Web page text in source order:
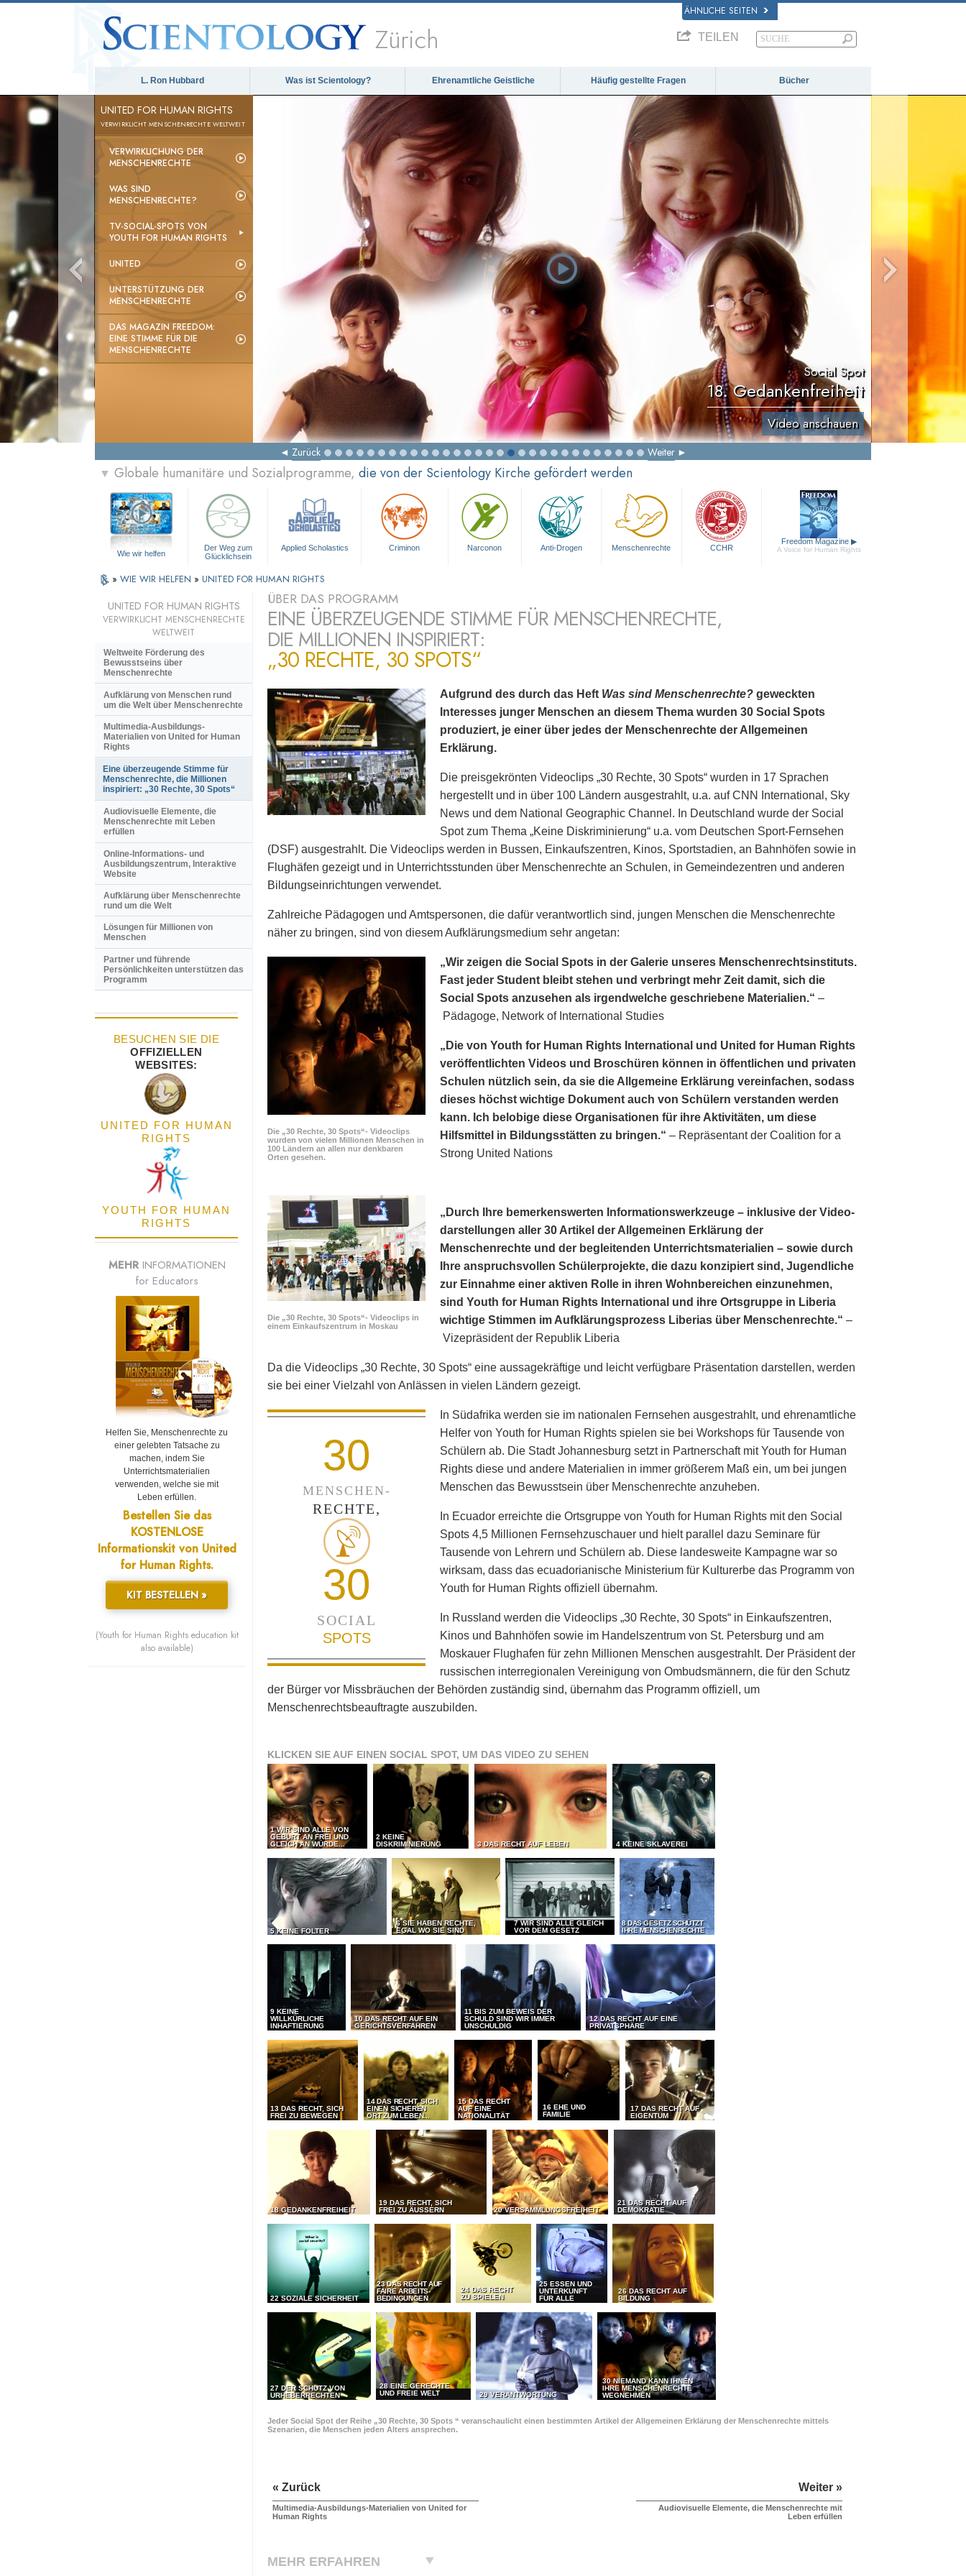
ÄHNLICHE SEITEN
Zürich TEILEN
L. Ron Hubbard Was ist Scientology? Ehrenamtliche Geistliche Häufig gestellte Fragen Bücher
UNITED FOR HUMAN RIGHTS
VERWIRKLICHT MENSCHENRECHTE WELTWEIT
VERWIRKLICHUNG DER
MENSCHENRECHTE
WAS SIND
MENSCHENRECHTE?
TV-SOCIAL-SPOTS VON
YOUTH FOR HUMAN RIGHTS
UNITED
UNTERSTÜTZUNG DER
MENSCHENRECHTE
DAS MAGAZIN FREEDOM:
EINE STIMME FÜR DIE
MENSCHENRECHTE
Social Spot
18. Gedankenfreiheit
Video anschauen
Zurück Weiter
▼ Globale humanitäre und Sozialprogramme, die von der Scientology Kirche gefördert werden
Wie wir helfen
Der Weg zum
Glücklichsein
Applied Scholastics Criminon Narconon Anti-Drogen Menschenrechte CCHR
Freedom Magazine ▶
A Voice for Human Rights
» WIE WIR HELFEN » UNITED FOR HUMAN RIGHTS
ÜBER DAS PROGRAMM
EINE ÜBERZEUGENDE STIMME FÜR MENSCHENRECHTE,
DIE MILLIONEN INSPIRIERT:
„30 RECHTE, 30 SPOTS“
Aufgrund des durch das Heft Was sind Menschenrechte? geweckten
Interesses junger Menschen an diesem Thema wurden 30 Social Spots
produziert, je einer über jedes der Menschenrechte der Allgemeinen
Erklärung.
Die preisgekrönten Videoclips „30 Rechte, 30 Spots“ wurden in 17 Sprachen
hergestellt und in über 100 Ländern ausgestrahlt, u.a. auf CNN International, Sky
News und dem National Geographic Channel. In Deutschland wurde der Social
Spot zum Thema „Keine Diskriminierung“ u.a. vom Deutschen Sport-Fernsehen
(DSF) ausgestrahlt. Die Videoclips werden in Bussen, Einkaufszentren, Kinos, Sportstadien, an Bahnhöfen sowie in
Flughäfen gezeigt und in Unterrichtsstunden über Menschenrechte an Schulen, in Gemeindezentren und anderen
Bildungseinrichtungen verwendet.
Zahlreiche Pädagogen und Amtspersonen, die dafür verantwortlich sind, jungen Menschen die Menschenrechte
näher zu bringen, sind von diesem Aufklärungsmedium sehr angetan:
Die „30 Rechte, 30 Spots“- Videoclips
wurden von vielen Millionen Menschen in
100 Ländern an allen nur denkbaren
Orten gesehen.
„Wir zeigen die Social Spots in der Galerie unseres Menschenrechtsinstituts.
Fast jeder Student bleibt stehen und verbringt mehr Zeit damit, sich die
Social Spots anzusehen als irgendwelche geschriebene Materialien.“ –
Pädagoge, Network of International Studies
„Die von Youth for Human Rights International und United for Human Rights
veröffentlichten Videos und Broschüren können in öffentlichen und privaten
Schulen nützlich sein, da sie die Allgemeine Erklärung vereinfachen, sodass
dieses höchst wichtige Dokument auch von Schülern verstanden werden
kann. Ich belobige diese Organisationen für ihre Aktivitäten, um diese
Hilfsmittel in Bildungsstätten zu bringen.“ – Repräsentant der Coalition for a
Strong United Nations
Die „30 Rechte, 30 Spots“- Videoclips in
einem Einkaufszentrum in Moskau
„Durch Ihre bemerkens­werten Informationswerkzeuge – inklusive der Video­
darstellungen aller 30 Artikel der Allgemeinen Erklärung der
Menschenrechte und der begleitenden Unterrichtsmaterialien – sowie durch
Ihre anspruchsvollen Schülerprojekte, die dazu konzipiert sind, Jugendliche
zur Einnahme einer aktiven Rolle in ihren Wohnbereichen einzunehmen,
sind Youth for Human Rights International und ihre Ortsgruppe in Liberia
wichtige Stimmen im Aufklärungsprozess Liberias über Menschenrechte.“ –
Vizepräsident der Republik Liberia
Da die Videoclips „30 Rechte, 30 Spots“ eine aussagekräftige und leicht verfügbare Präsentation darstellen, werden
sie bei einer Vielzahl von Anlässen in vielen Ländern gezeigt.
30
MENSCHEN-
RECHTE,
30
SOCIAL
SPOTS
In Südafrika werden sie im nationalen Fernsehen ausgestrahlt, und ehrenamtliche
Helfer von Youth for Human Rights spielen sie bei Workshops für Tausende von
Schülern ab. Die Stadt Johannesburg setzt in Partnerschaft mit Youth for Human
Rights diese und andere Materialien in immer größerem Maß ein, um bei jungen
Menschen das Bewusstsein über Menschenrechte anzuheben.
In Ecuador erreichte die Ortsgruppe von Youth for Human Rights mit den Social
Spots 4,5 Millionen Fernsehzuschauer und hielt parallel dazu Seminare für
Tausende von Lehrern und Schülern ab. Diese landesweite Kampagne war so
wirksam, dass das ecuadorianische Ministerium für Kulturerbe das Programm von
Youth for Human Rights offiziell übernahm.
In Russland werden die Videoclips „30 Rechte, 30 Spots“ in Einkaufszentren,
Kinos und Bahnhöfen sowie im Handelszentrum von St. Petersburg und am
Moskauer Flughafen für zehn Millionen Menschen ausgestrahlt. Der Präsident der
russischen interregionalen Vereinigung von Ombudsmännern, die für den Schutz
der Bürger vor Missbräuchen der Behörden zuständig sind, übernahm das Programm offiziell, um
Menschenrechtsbeauftragte auszubilden.
KLICKEN SIE AUF EINEN SOCIAL SPOT, UM DAS VIDEO ZU SEHEN
1 WIR SIND ALLE VON
GEBURT AN FREI UND
GLEICH AN WÜRDE...
2 KEINE
DISKRIMINIERUNG
3 DAS RECHT AUF LEBEN 4 KEINE SKLAVEREI
5 KEINE FOLTER
6 SIE HABEN RECHTE,
EGAL WO SIE SIND
7 WIR SIND ALLE GLEICH
VOR DEM GESETZ
8 DAS GESETZ SCHÜTZT
IHRE MENSCHENRECHTE
9 KEINE
WILLKÜRLICHE
INHAFTIERUNG
10 DAS RECHT AUF EIN
GERICHTSVERFAHREN
11 BIS ZUM BEWEIS DER
SCHULD SIND WIR IMMER
UNSCHULDIG
12 DAS RECHT AUF EINE
PRIVATSPHÄRE
13 DAS RECHT, SICH
FREI ZU BEWEGEN
14 DAS RECHT, SICH
EINEN SICHEREN
ORT ZUM LEBEN...
15 DAS RECHT
AUF EINE
NATIONALITÄT
16 EHE UND
FAMILIE
17 DAS RECHT AUF
EIGENTUM
18 GEDANKENFREIHEIT
19 DAS RECHT, SICH
FREI ZU ÄUSSERN
20 VERSAMMLUNGSFREIHEIT
21 DAS RECHT AUF
DEMOKRATIE
22 SOZIALE SICHERHEIT
23 DAS RECHT AUF
FAIRE ARBEITS-
BEDINGUNGEN
24 DAS RECHT
ZU SPIELEN
25 ESSEN UND
UNTERKUNFT
FÜR ALLE
26 DAS RECHT AUF
BILDUNG
27 DER SCHUTZ VON
URHEBERRECHTEN
28 EINE GERECHTE
UND FREIE WELT
29 VERANTWORTUNG
30 NIEMAND KANN IHNEN
IHRE MENSCHENRECHTE
WEGNEHMEN
Jeder Social Spot der Reihe „30 Rechte, 30 Spots “ veranschaulicht einen bestimmten Artikel der Allgemeinen Erklärung der Menschenrechte mittels
Szenarien, die Menschen jeden Alters ansprechen.
« Zurück
Multimedia-Ausbildungs-Materialien von United for
Human Rights
Weiter »
Audiovisuelle Elemente, die Menschenrechte mit
Leben erfüllen
MEHR ERFAHREN
UNITED FOR HUMAN RIGHTS
VERWIRKLICHT MENSCHENRECHTE
WELTWEIT
Weltweite Förderung des
Bewusstseins über
Menschenrechte
Aufklärung von Menschen rund
um die Welt über Menschenrechte
Multimedia-Ausbildungs-
Materialien von United for Human
Rights
Eine überzeugende Stimme für
Menschenrechte, die Millionen
inspiriert: „30 Rechte, 30 Spots“
Audiovisuelle Elemente, die
Menschenrechte mit Leben
erfüllen
Online-Informations- und
Ausbildungszentrum, Interaktive
Website
Aufklärung über Menschenrechte
rund um die Welt
Lösungen für Millionen von
Menschen
Partner und führende
Persönlichkeiten unterstützen das
Programm
BESUCHEN SIE DIE
OFFIZIELLEN
WEBSITES:
UNITED FOR HUMAN
RIGHTS
YOUTH FOR HUMAN
RIGHTS
MEHR INFORMATIONEN
for Educators
Helfen Sie, Menschenrechte zu
einer gelebten Tatsache zu
machen, indem Sie
Unterrichtsmaterialien
verwenden, welche sie mit
Leben erfüllen.
Bestellen Sie das
KOSTENLOSE
Informationskit von United
for Human Rights.
KIT BESTELLEN »
(Youth for Human Rights education kit
also available)